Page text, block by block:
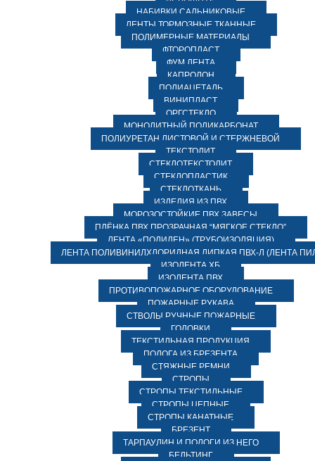
НАБИВКИ САЛЬНИКОВЫЕ
ЛЕНТЫ ТОРМОЗНЫЕ ТКАННЫЕ
ПОЛИМЕРНЫЕ МАТЕРИАЛЫ
ФТОРОПЛАСТ
ФУМ ЛЕНТА
КАПРОЛОН
ПОЛИАЦЕТАЛЬ
ВИНИПЛАСТ
ОРГСТЕКЛО
МОНОЛИТНЫЙ ПОЛИКАРБОНАТ
ПОЛИУРЕТАН ЛИСТОВОЙ И СТЕРЖНЕВОЙ
ТЕКСТОЛИТ
СТЕКЛОТЕКСТОЛИТ
СТЕКЛОПЛАСТИК
СТЕКЛОТКАНЬ
ИЗДЕЛИЯ ИЗ ПВХ
МОРОЗОСТОЙКИЕ ПВХ ЗАВЕСЫ
ПЛЁНКА ПВХ ПРОЗРАЧНАЯ “МЯГКОЕ СТЕКЛО”
ЛЕНТА «ПОЛИЛЕН» (ТРУБОИЗОЛЯЦИЯ)
ЛЕНТА ПОЛИВИНИЛХЛОРИДНАЯ ЛИПКАЯ ПВХ-Л (ЛЕНТА
ИЗОЛЕНТА ХБ
ИЗОЛЕНТА ПВХ
ПРОТИВОПОЖАРНОЕ ОБОРУДОВАНИЕ
ПОЖАРНЫЕ РУКАВА
СТВОЛЫ РУЧНЫЕ ПОЖАРНЫЕ
ГОЛОВКИ
ТЕКСТИЛЬНАЯ ПРОДУКЦИЯ
ПОЛОГА ИЗ БРЕЗЕНТА
СТЯЖНЫЕ РЕМНИ
СТРОПЫ
СТРОПЫ ТЕКСТИЛЬНЫЕ
СТРОПЫ ЦЕПНЫЕ
СТРОПЫ КАНАТНЫЕ
БРЕЗЕНТ
ТАРПАУЛИН И ПОЛОГИ ИЗ НЕГО
БЕЛЬТИНГ